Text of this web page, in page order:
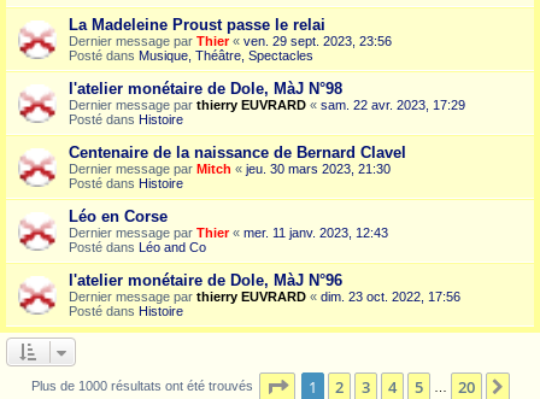
La Madeleine Proust passe le relai
Dernier message par Thier« ven. 29 sept. 2023, 23:56
Posté dans Musique, Théâtre, Spectacles
l'atelier monétaire de Dole, MàJ N°98
Dernier message par thierry EUVRARD « sam. 22 avr. 2023, 17:29
Posté dans Histoire
Centenaire de la naissance de Bernard Clavel
Dernier message par Mitch « jeu. 30 mars 2023, 21:30
Posté dans Histoire
Léo en Corse
Dernier message par Thier« mer. 11 janv. 2023, 12:43
Posté dans Léo and Co
l'atelier monétaire de Dole, MàJ N°96
Dernier message par thierry EUVRARD « dim. 23 oct. 2022, 17:56
Posté dans Histoire
Plus de 1000 résultats ont été trouvés Page 1sur20
1 2 3 4 5 20